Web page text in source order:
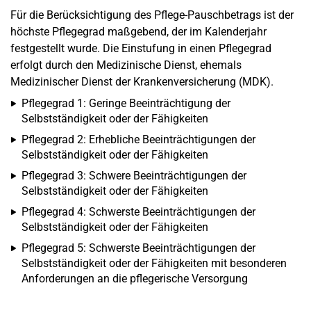
Für die Berücksichtigung des Pflege-Pauschbetrags ist der
höchste Pflegegrad maßgebend, der im Kalenderjahr
festgestellt wurde. Die Einstufung in einen Pflegegrad
erfolgt durch den Medizinische Dienst, ehemals
Medizinischer Dienst der Krankenversicherung (MDK).
Pflegegrad 1: Geringe Beeinträchtigung der
Selbstständigkeit oder der Fähigkeiten
Pflegegrad 2: Erhebliche Beeinträchtigungen der
Selbstständigkeit oder der Fähigkeiten
Pflegegrad 3: Schwere Beeinträchtigungen der
Selbstständigkeit oder der Fähigkeiten
Pflegegrad 4: Schwerste Beeinträchtigungen der
Selbstständigkeit oder der Fähigkeiten
Pflegegrad 5: Schwerste Beeinträchtigungen der
Selbstständigkeit oder der Fähigkeiten mit besonderen
Anforderungen an die pflegerische Versorgung